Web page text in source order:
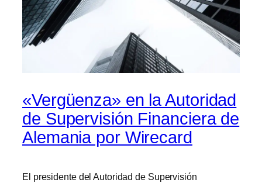
«Vergüenza» en la Autoridad
de Supervisión Financiera de
Alemania por Wirecard
El presidente del Autoridad de Supervisión